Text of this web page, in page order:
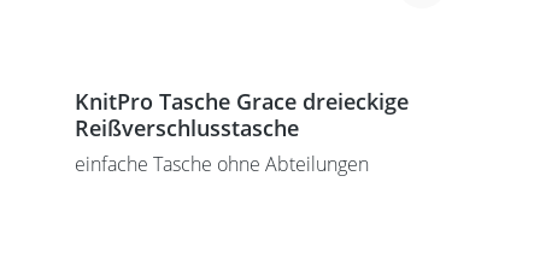
KnitPro Tasche Grace dreieckige
Reißverschlusstasche
einfache Tasche ohne Abteilungen